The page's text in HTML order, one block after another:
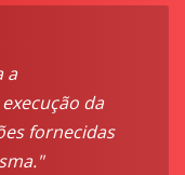
a
da
fornecidas